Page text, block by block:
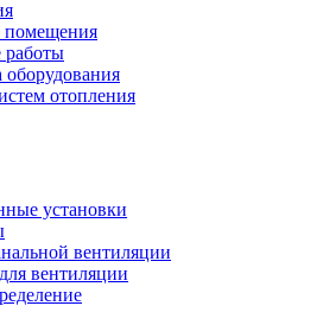
помещения
работы
отопления
установки
вентиляции
вентиляции